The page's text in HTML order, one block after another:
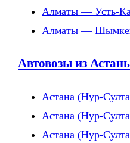
Алматы — Усть-
Алматы —
Автовозы из
Астана (Нур-
Астана (Нур-
Астана (Нур-